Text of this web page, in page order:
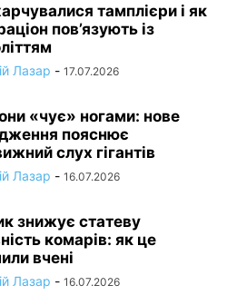
тамплієри і як
пов’язують із
Лазар - 17.07.2026
«чує» ногами: нове
пояснює
слух гігантів
Лазар - 16.07.2026
знижує статеву
комарів: як це
вчені
Лазар - 16.07.2026